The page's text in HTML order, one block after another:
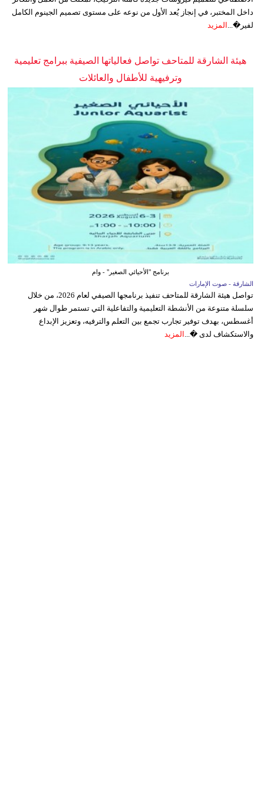
داخل المختبر، في إنجاز يُعد الأول من نوعه على مستوى تصميم الجينوم الكامل
لفير�...
المزيد
هيئة الشارقة للمتاحف تواصل فعالياتها الصيفية ببرامج تعليمية
وترفيهية للأطفال والعائلات
برنامج "الأحيائي الصغير" - وام
الشارقة - صوت الإمارات
تواصل هيئة الشارقة للمتاحف تنفيذ برنامجها الصيفي لعام 2026، من خلال
سلسلة متنوعة من الأنشطة التعليمية والتفاعلية التي تستمر طوال شهر
أغسطس، بهدف توفير تجارب تجمع بين التعلم والترفيه، وتعزيز الإبداع
والاستكشاف لدى �... المزيد